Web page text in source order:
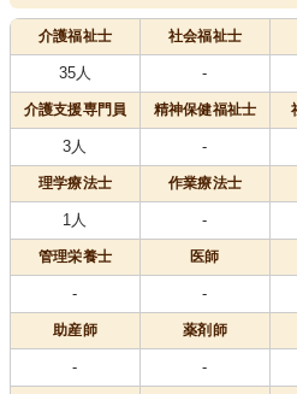
介護福祉士 社会福祉士
35人 -
介護支援専門員 精神保健福祉士
3人 -
理学療法士 作業療法士
1人 -
管理栄養士 医師
- -
助産師 薬剤師
- -